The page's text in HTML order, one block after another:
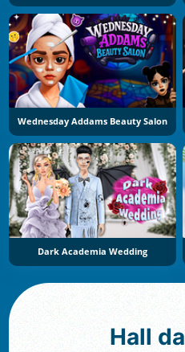
Wednesday Addams Beauty Salon
Dark Academia Wedding
Hall da